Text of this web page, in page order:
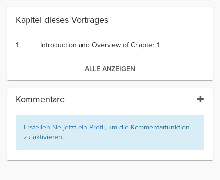
Kapitel dieses Vortrages
1 Introduction and Overview of Chapter 1
ALLE ANZEIGEN
Kommentare
Erstellen Sie jetzt ein Profil, um die Kommentarfunktion
zu aktivieren.